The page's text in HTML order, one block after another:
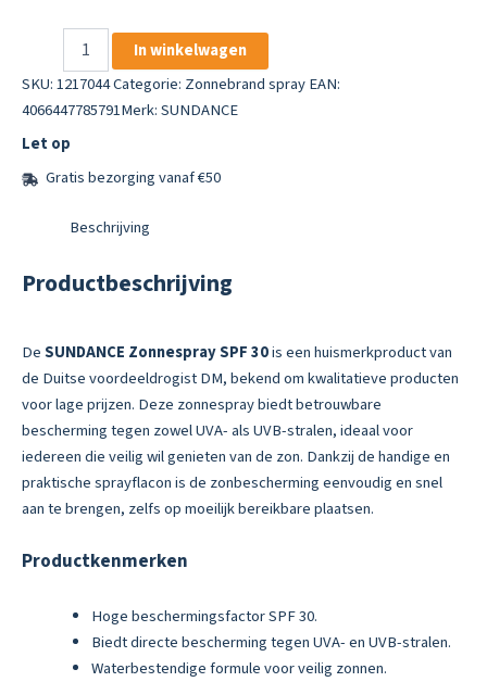
Zonnespray
SPF
30
In winkelwagen
SKU:1217044Categorie: Zonnebrand sprayEAN:
4066447785791Merk:SUNDANCE
Let op
Gratis bezorging vanaf €50
Beschrijving
Productbeschrijving
DeSUNDANCE Zonnespray SPF 30is een huismerkproduct van
de Duitse voordeeldrogist DM, bekend om kwalitatieve producten
voor lage prijzen. Deze zonnespray biedt betrouwbare
bescherming tegen zowel UVA- als UVB-stralen, ideaal voor
iedereen die veilig wil genieten van de zon. Dankzij de handige en
praktische sprayflacon is de zonbescherming eenvoudig en snel
aan te brengen, zelfs op moeilijk bereikbare plaatsen.
Productkenmerken
Hoge beschermingsfactor SPF 30.
Biedt directe bescherming tegen UVA- en UVB-stralen.
Waterbestendige formule voor veilig zonnen.